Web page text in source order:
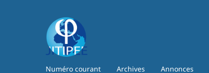
Numéro courant Archives Annonces